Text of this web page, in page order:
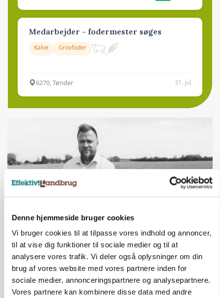
Denne hjemmeside bruger cookies
Vi bruger cookies til at tilpasse vores indhold og annoncer,
til at vise dig funktioner til sociale medier og til at
analysere vores trafik. Vi deler også oplysninger om din
brug af vores website med vores partnere inden for
sociale medier, annonceringspartnere og analysepartnere.
Vores partnere kan kombinere disse data med andre
Medarbejder - fodermester søges
Kalve Grovfoder
6270, Tønder 31. jul.
LEDER
Landmænd drukner i papir, mens Mette F.
ignorerer den lovede regelforenkling